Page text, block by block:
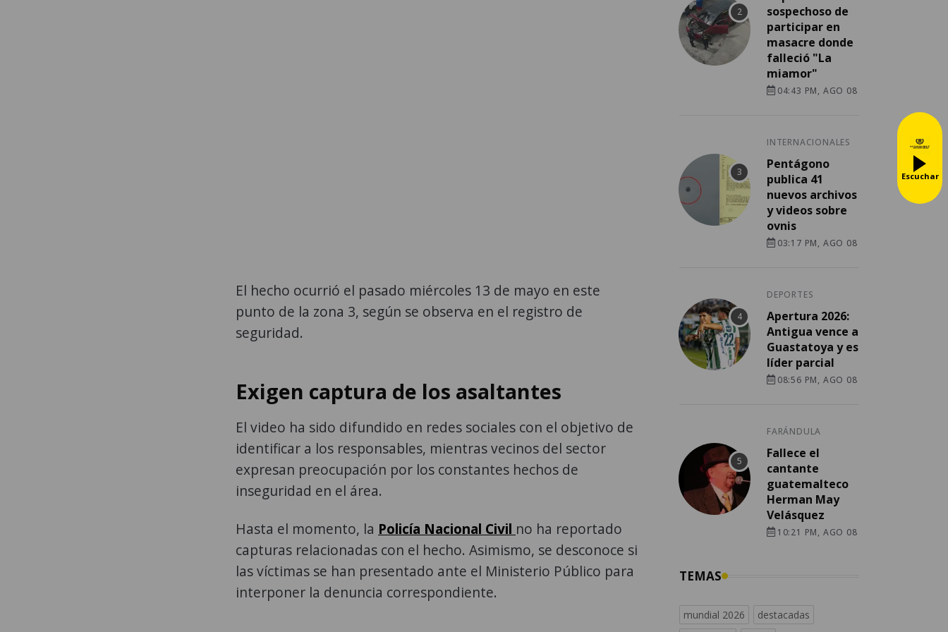
El hecho ocurrió el pasado miércoles 13 de mayo en este
punto de la zona 3, según se observa en el registro de
seguridad.
Exigen captura de los asaltantes
El video ha sido difundido en redes sociales con el objetivo de
identificar a los responsables, mientras vecinos del sector
expresan preocupación por los constantes hechos de
inseguridad en el área.
Hasta el momento, la Policía Nacional Civil no ha reportado
capturas relacionadas con el hecho. Asimismo, se desconoce si
las víctimas se han presentado ante el Ministerio Público para
interponer la denuncia correspondiente.
sospechoso de
participar en
masacre donde
falleció "La
miamor"
04:43 PM, AGO 08
INTERNACIONALES
Pentágono
publica 41
nuevos archivos
y videos sobre
ovnis
03:17 PM, AGO 08
DEPORTES
Apertura 2026:
Antigua vence a
Guastatoya y es
líder parcial
08:56 PM, AGO 08
FARÁNDULA
Fallece el
cantante
guatemalteco
Herman May
Velásquez
10:21 PM, AGO 08
TEMAS
mundial 2026
destacadas
Escuchar